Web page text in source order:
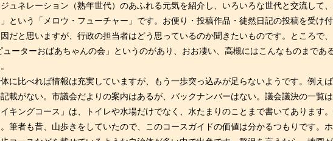
ュネレーション（熟年世代）のあふれる元気を紹介し、いろいろな世代と交流して
という「メロウ・フューチャー」です。お便り・投稿作品・徒然日記の投稿を受け
だと思いますが、行政の担当者はどう思っているのか聞きたいものです。ところで
ーターおばあちゃんの会」というのがあり、おお凄い、高槻にはこんなものまで
に比べれば情報は充実していますが、もう一歩突っ込みが足らないようです。例え
載がない。市議会だよりの案内はあるが、バックナンバーはない。議会議決の一覧
イキングコース」は、トイレや水場だけでなく、水たまりのことまで書いてあります
筆者も昔、山歩きをしていたので、このコースガイドの価値は分かるつもりです。